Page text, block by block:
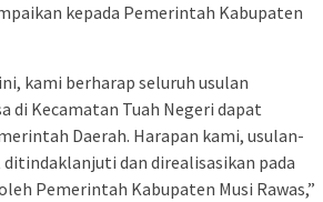
kepada Pemerintah Kabupaten
kami berharap seluruh usulan
di Kecamatan Tuah Negeri dapat
Daerah. Harapan kami, usulan-
dan direalisasikan pada
Pemerintah Kabupaten Musi Rawas,”